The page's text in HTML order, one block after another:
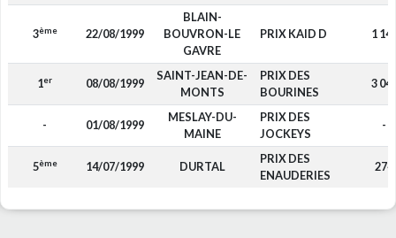
3ème 22/08/1999
BLAIN-
BOUVRON-LE
GAVRE
PRIX KAID D 1
1er 08/08/1999
SAINT-JEAN-DE-
MONTS
PRIX DES
BOURINES
3
- 01/08/1999
MESLAY-DU-
MAINE
PRIX DES
JOCKEYS
-
5ème 14/07/1999 DURTAL
PRIX DES
ENAUDERIES
274